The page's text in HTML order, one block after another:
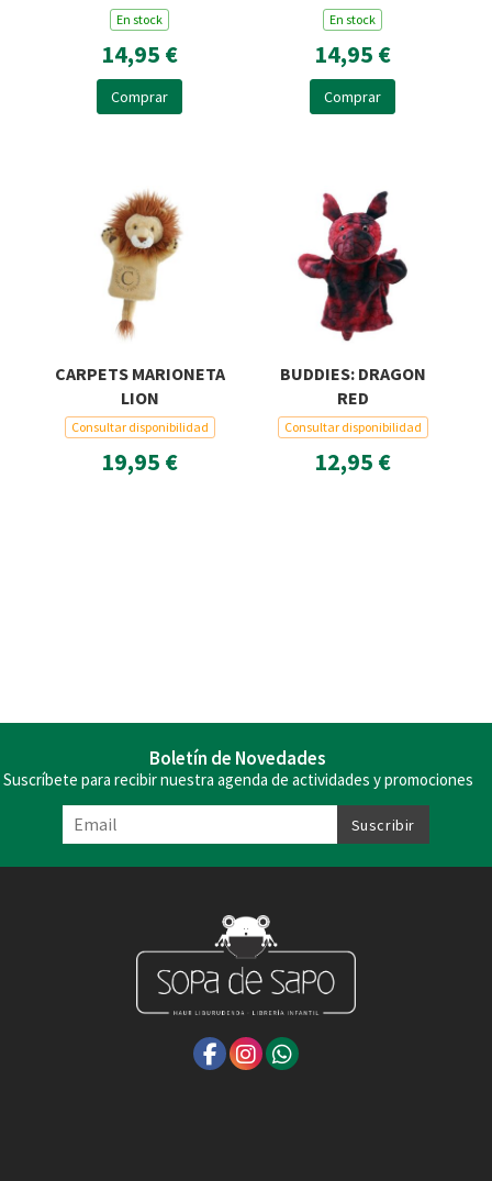
En stock
14,95 €
Comprar
MARIONETA
En stock
14,95 €
Comprar
CARPETS MARIONETA
LION
Consultar disponibilidad
19,95 €
BUDDIES: DRAGON
RED
Consultar disponibilidad
12,95 €
Boletín de Novedades
Suscríbete para recibir nuestra agenda de actividades y promociones